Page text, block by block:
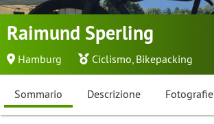
Raimund Sperling
Hamburg Ciclismo, Bikepacking
Sommario Descrizione Fotografie